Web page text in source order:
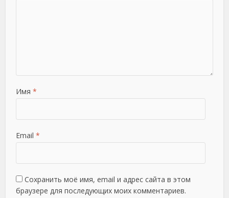
Имя *
Email *
Сохранить моё имя, email и адрес сайта в этом
браузере для последующих моих комментариев.